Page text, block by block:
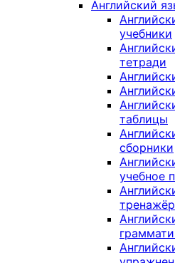
Английский
учебники
тетради
таблицы
сборники
учебное